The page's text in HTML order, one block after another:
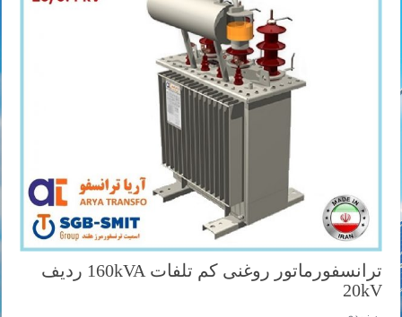
ترانسفورماتور روغنی کم تلفات 160kVA ردیف
20kV